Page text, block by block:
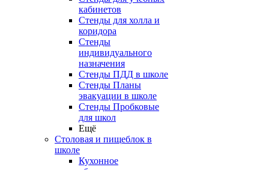
кабинетов
Стенды для холла и
коридора
Стенды
индивидуального
назначения
Стенды ПДД в школе
Стенды Планы
эвакуации в школе
Стенды Пробковые
для школ
Ещё
Столовая и пищеблок в
школе
Кухонное